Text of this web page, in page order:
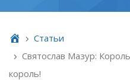
Cтатьи
Святослав Мазур:
король!